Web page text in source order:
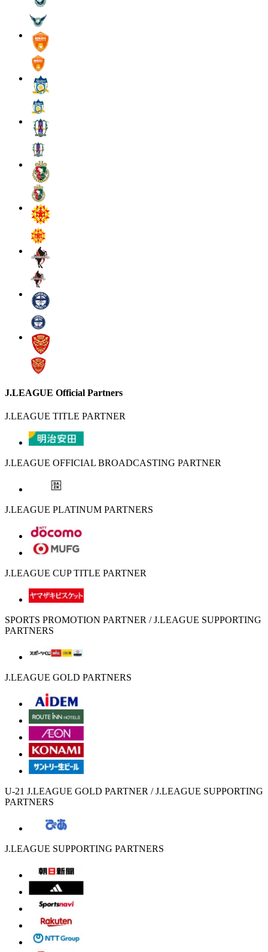
J.LEAGUE Official Partners
J.LEAGUE TITLE PARTNER
J.LEAGUE OFFICIAL BROADCASTING PARTNER
J.LEAGUE PLATINUM PARTNERS
J.LEAGUE CUP TITLE PARTNER
SPORTS PROMOTION PARTNER / J.LEAGUE SUPPORTING
PARTNERS
J.LEAGUE GOLD PARTNERS
U-21 J.LEAGUE GOLD PARTNER / J.LEAGUE SUPPORTING
PARTNERS
J.LEAGUE SUPPORTING PARTNERS